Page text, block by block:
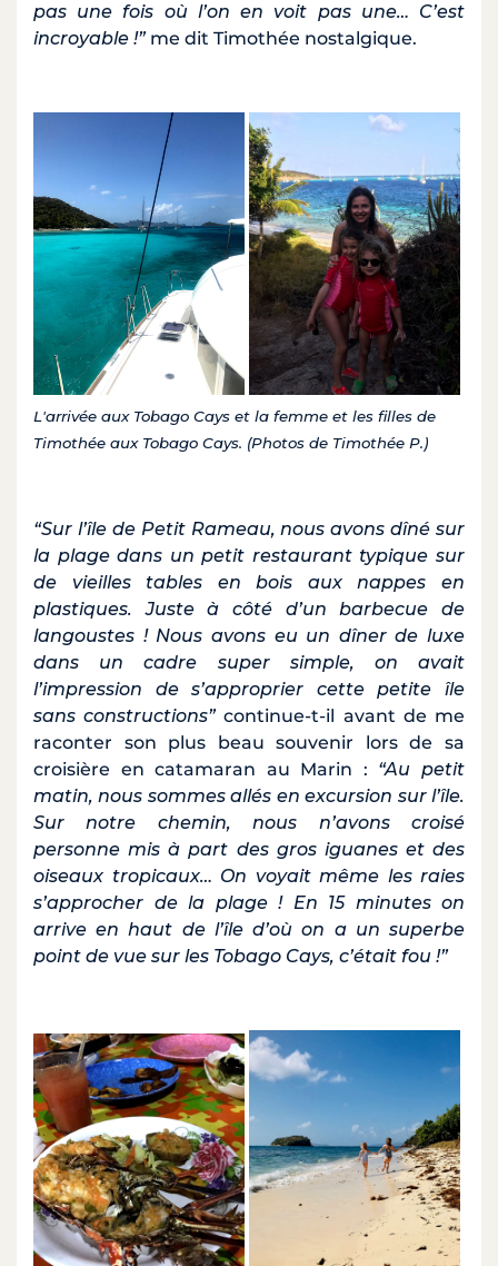
pas une fois où l’on en voit pas une… C’est
incroyable !”me dit Timothée nostalgique.
L'arrivée aux Tobago Cays et la femme et les filles de
Timothée aux Tobago Cays. (Photos de Timothée P.)
“Sur l’île de Petit Rameau, nous avons dîné sur
la plage dans un petit restaurant typique sur
de vieilles tables en bois aux nappes en
plastiques. Juste à côté d’un barbecue de
langoustes ! Nous avons eu un dîner de luxe
dans un cadre super simple, on avait
l’impression de s’approprier cette petite île
sans constructions”continue-t-il avant de me
raconter son plus beau souvenir lors de sa
croisière en catamaran au Marin : “Au petit
matin, nous sommes allés en excursion sur l’île.
Sur notre chemin, nous n’avons croisé
personne mis à part des gros iguanes et des
oiseaux tropicaux… On voyait même les raies
s’approcher de la plage ! En 15 minutes on
arrive en haut de l’île d’où on a un superbe
point de vue sur les Tobago Cays, c’était fou !”